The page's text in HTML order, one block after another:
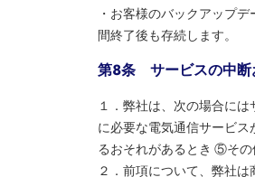
・お客様のバックアップ
間終了後も存続します。
第８条 サービスの中断
１．弊社は、次の場合に
に必要な電気通信サービ
るおそれがあるとき ⑤その
２．前項について、弊社